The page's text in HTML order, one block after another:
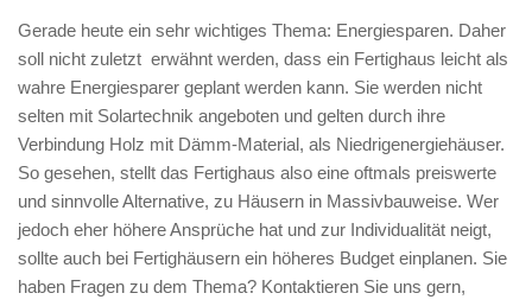
Gerade heute ein sehr wichtiges Thema: Energiesparen. Daher
soll nicht zuletzt erwähnt werden, dass ein Fertighaus leicht als
wahre Energiesparer geplant werden kann. Sie werden nicht
selten mit Solartechnik angeboten und gelten durch ihre
Verbindung Holz mit Dämm-Material, als Niedrigenergiehäuser.
So gesehen, stellt das Fertighaus also eine oftmals preiswerte
und sinnvolle Alternative, zu Häusern in Massivbauweise. Wer
jedoch eher höhere Ansprüche hat und zur Individualität neigt,
sollte auch bei Fertighäusern ein höheres Budget einplanen. Sie
haben Fragen zu dem Thema? Kontaktieren Sie uns gern,